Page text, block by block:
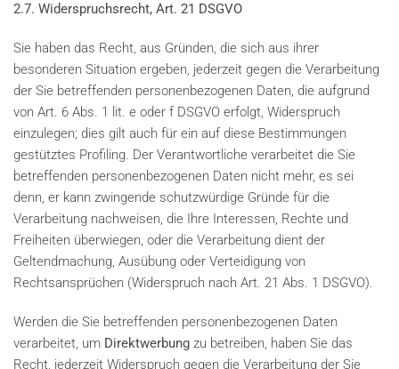
2.7. Widerspruchsrecht, Art. 21 DSGVO
Sie haben das Recht, aus Gründen, die sich aus ihrer
besonderen Situation ergeben, jederzeit gegen die Verarbeitung
der Sie betreffenden personenbezogenen Daten, die aufgrund
von Art. 6 Abs. 1 lit. e oder f DSGVO erfolgt, Widerspruch
einzulegen; dies gilt auch für ein auf diese Bestimmungen
gestütztes Profiling. Der Verantwortliche verarbeitet die Sie
betreffenden personenbezogenen Daten nicht mehr, es sei
denn, er kann zwingende schutzwürdige Gründe für die
Verarbeitung nachweisen, die Ihre Interessen, Rechte und
Freiheiten überwiegen, oder die Verarbeitung dient der
Geltendmachung, Ausübung oder Verteidigung von
Rechtsansprüchen (Widerspruch nach Art. 21 Abs. 1 DSGVO).
Werden die Sie betreffenden personenbezogenen Daten
verarbeitet, um Direktwerbung zu betreiben, haben Sie das
Recht, jederzeit Widerspruch gegen die Verarbeitung der Sie